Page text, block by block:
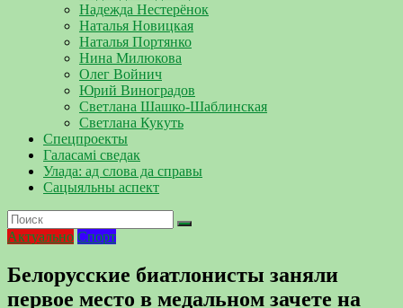
Надежда Нестерёнок
Наталья Новицкая
Наталья Портянко
Нина Милюкова
Олег Войнич
Юрий Виноградов
Светлана Шашко-Шаблинская
Светлана Кукуть
Спецпроекты
Галасамі сведак
Улада: ад слова да справы
Сацыяльны аспект
Актуально Спорт
Белорусские биатлонисты заняли
первое место в медальном зачете на